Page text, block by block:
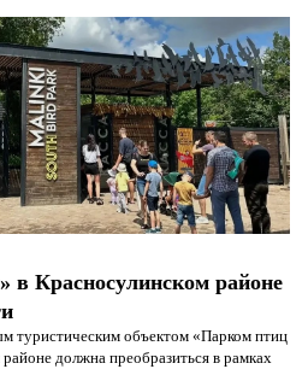
Красносулинском районе
туристическим объектом «Парком птиц
должна преобразиться в рамках